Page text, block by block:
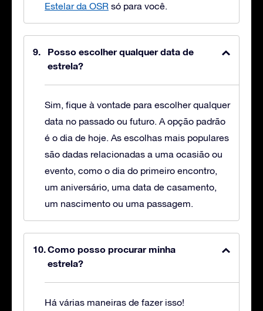
Estelar da OSR só para você.
Posso escolher qualquer data de
estrela?
Sim, fique à vontade para escolher qualquer
data no passado ou futuro. A opção padrão
é o dia de hoje. As escolhas mais populares
são dadas relacionadas a uma ocasião ou
evento, como o dia do primeiro encontro,
um aniversário, uma data de casamento,
um nascimento ou uma passagem.
Como posso procurar minha
estrela?
Há várias maneiras de fazer isso!